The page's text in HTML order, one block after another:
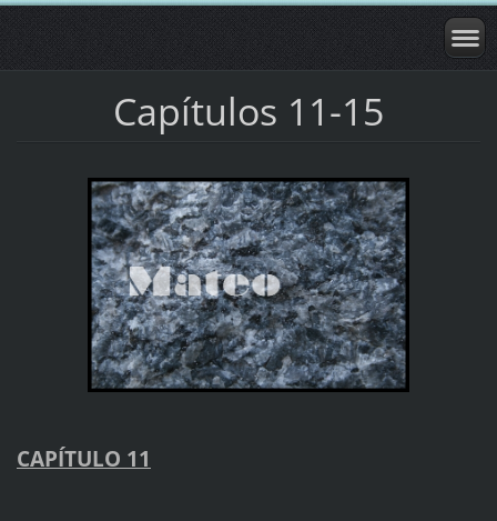
Capítulos 11-15
CAPÍTULO 11